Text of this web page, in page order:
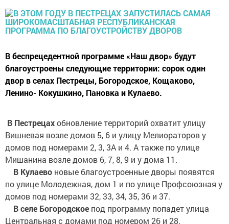
В беспрецедентной программе «Наш двор» будут
благоустроены следующие территории: сорок один
двор в селах Пестрецы, Богородское, Кощаково,
Ленино- Кокушкино, Пановка и Кулаево.
В Пестрецахобновление территорий охватит улицу
Вишневая возле домов 5, 6 и улицу Мелиораторов у
домов под номерами 2, 3, 3А и 4. А также по улице
Мишанина возле домов 6, 7, 8, 9 и у дома 11.
В Кулаево новые благоустроенные дворы появятся
по улице Молодежная, дом 1 и по улице Профсоюзная у
домов под номерами 32, 33, 34, 35, 36 и 37.
В селе Богородское под программу попадет улица
Центральная с домами под номером 26 и 28.